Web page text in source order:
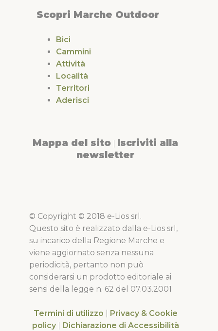
Scopri Marche Outdoor
Bici
Cammini
Attività
Località
Territori
Aderisci
Mappa del sito Iscriviti alla
newsletter
© Copyright © 2018 e-Lios srl.
Questo sito è realizzato dalla e-Lios srl,
su incarico della Regione Marche e
viene aggiornato senza nessuna
periodicità, pertanto non può
considerarsi un prodotto editoriale ai
sensi della legge n. 62 del 07.03.2001
Termini di utilizzo
Privacy & Cookie
policy
Dichiarazione di Accessibilità